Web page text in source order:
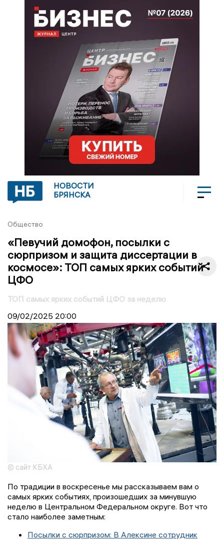
НОВОСТИ
БРЯНСКА
Общество
«Певучий домофон, посылки с
сюрпризом и защита диссертации в
космосе»: ТОП самых ярких событий
ЦФО
ТОП самых ярких событий ЦФО за неделю
09/02/2025 20:00
© сайт КБХА
По традиции в воскресенье мы рассказываем вам о
самых ярких событиях, произошедших за минувшую
неделю в Центральном Федеральном округе. Вот что
стало наиболее заметным:
Посылки с сюрпризом: В Алексине сотрудник